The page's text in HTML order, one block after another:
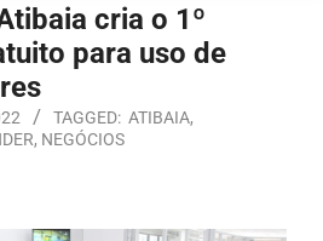
cria o 1º
para uso de
TAGGED: ATIBAIA,
, NEGÓCIOS